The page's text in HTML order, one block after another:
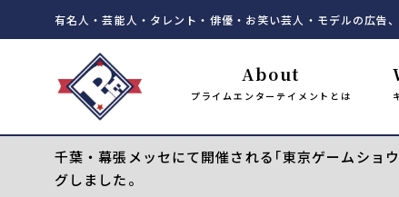
有名人・芸能人・タレント・俳優・お笑い芸人・モデルの広告
About
プライムエンターテイメントとは
千葉・幕張メッセにて開催される｢東京ゲームシ
グしました。